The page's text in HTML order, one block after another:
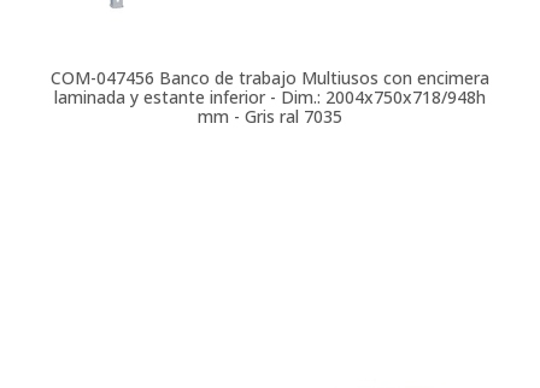
COM-047456 Banco de trabajo Multiusos con encimera
laminada y estante inferior - Dim.: 2004x750x718/948h
mm - Gris ral 7035